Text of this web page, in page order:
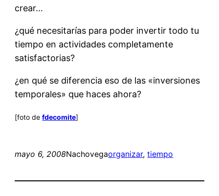
crear…
¿qué necesitarías para poder invertir todo tu
tiempo en actividades completamente
satisfactorias?
¿en qué se diferencia eso de las «inversiones
temporales» que haces ahora?
[foto defdecomite]
mayo 6, 2008Nachovegaorganizar, tiempo